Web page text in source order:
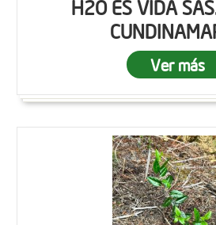
H2O ES VIDA
Ver más